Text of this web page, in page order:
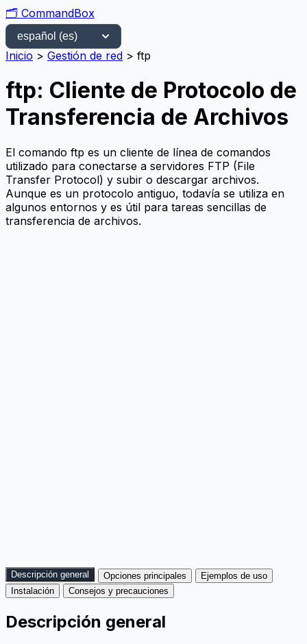
🗂️ CommandBox
Inicio > Gestión de red > ftp
ftp: Cliente de Protocolo de
Transferencia de Archivos
El comando ftp es un cliente de línea de comandos
utilizado para conectarse a servidores FTP (File
Transfer Protocol) y subir o descargar archivos.
Aunque es un protocolo antiguo, todavía se utiliza en
algunos entornos y es útil para tareas sencillas de
transferencia de archivos.
Descripción general Opciones principales
Ejemplos de uso
Instalación
Consejos y precauciones
Descripción general